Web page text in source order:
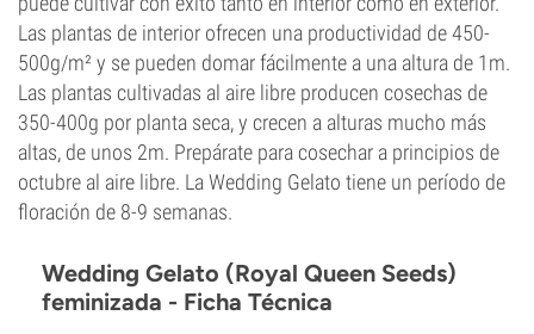
Las plantas de interior ofrecen una productividad de 450-
500g/m² y se pueden domar fácilmente a una altura de 1m.
Las plantas cultivadas al aire libre producen cosechas de
350-400g por planta seca, y crecen a alturas mucho más
altas, de unos 2m. Prepárate para cosechar a principios de
octubre al aire libre. La Wedding Gelato tiene un período de
floración de 8-9 semanas.
Wedding Gelato (Royal Queen Seeds)
feminizada - Ficha Técnica